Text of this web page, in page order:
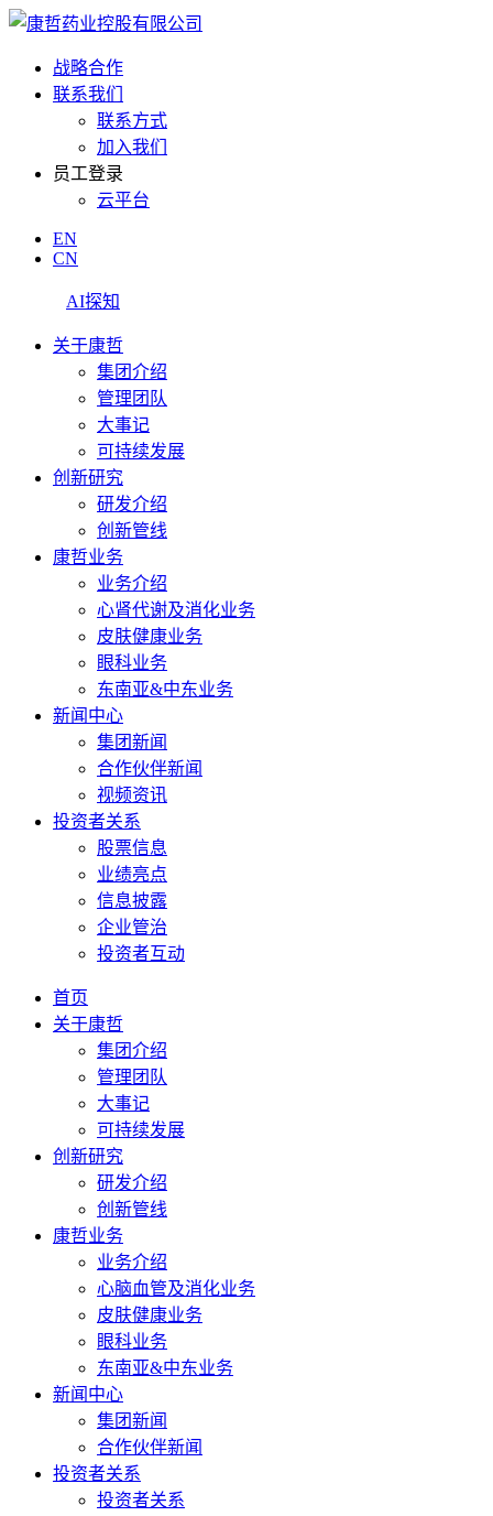
战略合作
联系我们
联系方式
加入我们
员工登录
云平台
EN
CN
AI探知
关于康哲
集团介绍
管理团队
大事记
可持续发展
创新研究
研发介绍
创新管线
康哲业务
业务介绍
心肾代谢及消化业务
皮肤健康业务
眼科业务
东南亚&中东业务
新闻中心
集团新闻
合作伙伴新闻
视频资讯
投资者关系
股票信息
业绩亮点
信息披露
企业管治
投资者互动
首页
关于康哲
集团介绍
管理团队
大事记
可持续发展
创新研究
研发介绍
创新管线
康哲业务
业务介绍
心脑血管及消化业务
皮肤健康业务
眼科业务
东南亚&中东业务
新闻中心
集团新闻
合作伙伴新闻
投资者关系
投资者关系